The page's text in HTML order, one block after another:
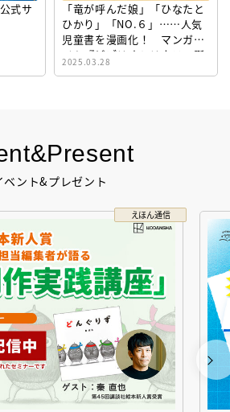
ベント&プレゼント
えほん通信
式サ
「竜が呼んだ娘」「ひなたと
ひかり」「NO.６」……人気
児童書を漫画化！ マンガサ
イト『ビブリオシリウス』誕
生！
2025.03.28